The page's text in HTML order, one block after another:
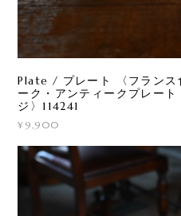
Plate / プレート 〈フランス
ーク・アンティークプレー
ジ〉114241
¥9,900